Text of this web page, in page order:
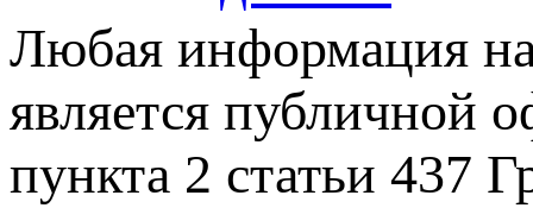
Любая информация на
является публичной
пункта 2 статьи 437